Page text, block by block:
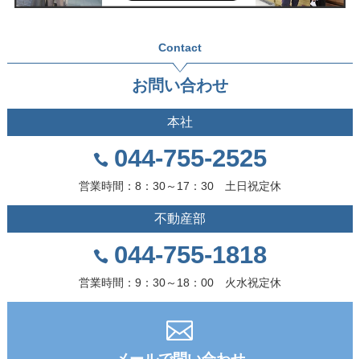
Contact
お問い合わせ
本社
044-755-2525
営業時間：8：30～17：30 土日祝定休
不動産部
044-755-1818
営業時間：9：30～18：00 火水祝定休